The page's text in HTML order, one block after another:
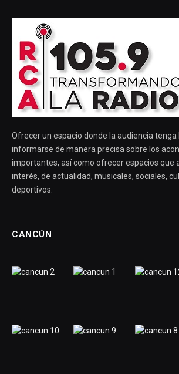
Ofrecer un espacio donde la audiencia
informarse de manera precisa sobre los
importantes, así como ofrecer espacios que
interés, de actualidad, musicales, sociales,
deportivos.
CANCÚN